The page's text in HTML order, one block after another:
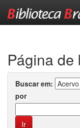
Página de
Buscar em:
por